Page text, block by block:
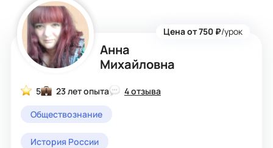
Анна
Михайловна
Цена от 750 ₽/урок
5 23 лет опыта
4 отзыва
Обществознание
История России